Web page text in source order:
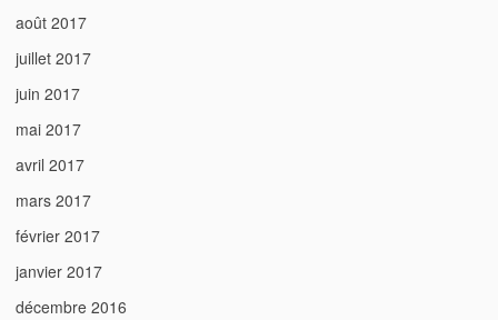
août 2017
juillet 2017
juin 2017
mai 2017
avril 2017
mars 2017
février 2017
janvier 2017
décembre 2016